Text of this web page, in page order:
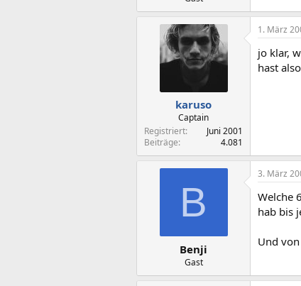
karuso
Captain
Registriert
Juni 2001
Beiträge
4.081
1. März
jo klar,
hast
B
Benji
Gast
3. März
Welche
hab bis
Und